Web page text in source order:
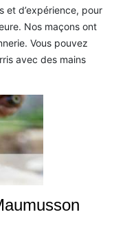
et d’expérience, pour
Nos maçons ont
Vous pouvez
avec des mains